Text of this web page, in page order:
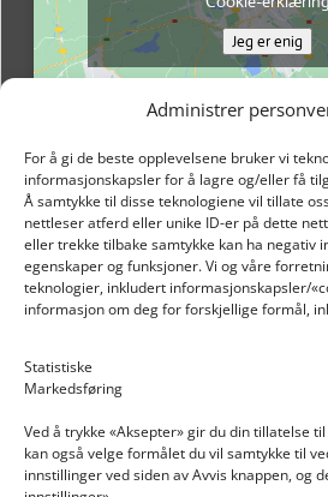
Administrer
For å gi de beste opplevelsene bruker vi
informasjonskapsler for å lagre og/eller få
Å samtykke til disse teknologiene vil tillate
nettleser atferd eller unike ID-er på dette
eller trekke tilbake samtykke kan ha negativ
egenskaper og funksjoner. Vi og våre
teknologier, inkludert informasjonskapsler/
informasjon om deg for forskjellige formål,
Statistiske
Markedsføring
Ved å trykke «Aksepter» gir du din tillatelse
kan også velge formålet du vil samtykke til
innstillinger ved siden av Avvis knappen, og
Jeg er enig